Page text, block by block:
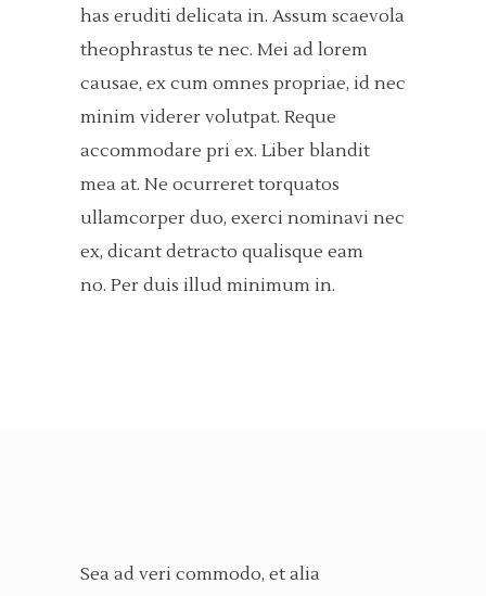
has eruditi delicata in. Assum scaevola
theophrastus te nec. Mei ad lorem
causae, ex cum omnes propriae, id nec
minim viderer volutpat. Reque
accommodare pri ex. Liber blandit
mea at. Ne ocurreret torquatos
ullamcorper duo, exerci nominavi nec
ex, dicant detracto qualisque eam
no. Per duis illud minimum in.
Sea ad veri commodo, et alia